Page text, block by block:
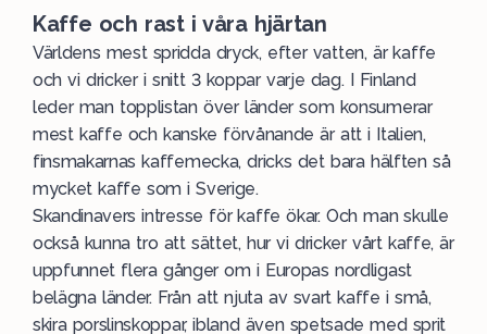
Kaffe och rast i våra hjärtan
Världens mest spridda dryck, efter vatten, är kaffe
och vi dricker i snitt 3 koppar varje dag. I Finland
leder man topplistan över länder som konsumerar
mest kaffe och kanske förvånande är att i Italien,
finsmakarnas kaffemecka, dricks det bara hälften så
mycket kaffe som i Sverige.
Skandinavers intresse för kaffe ökar. Och man skulle
också kunna tro att sättet, hur vi dricker vårt kaffe, är
uppfunnet flera gånger om i Europas nordligast
belägna länder. Från att njuta av svart kaffe i små,
skira porslinskoppar, ibland även spetsade med sprit